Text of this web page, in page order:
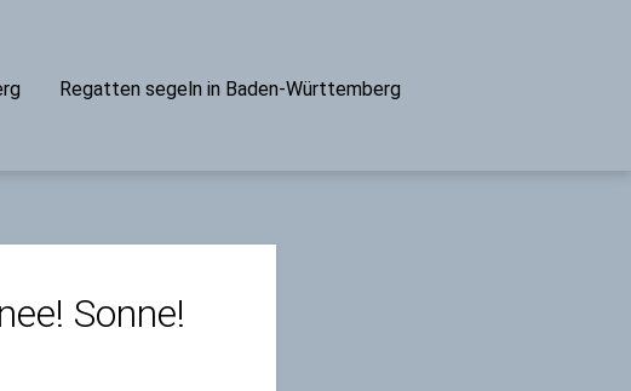
Regatten segeln in Baden-Württemberg
Sonne!